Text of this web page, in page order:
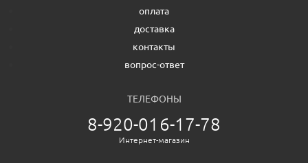
оплата
доставка
контакты
вопрос-ответ
ТЕЛЕФОНЫ
8-920-016-17-78
Интернет-магазин